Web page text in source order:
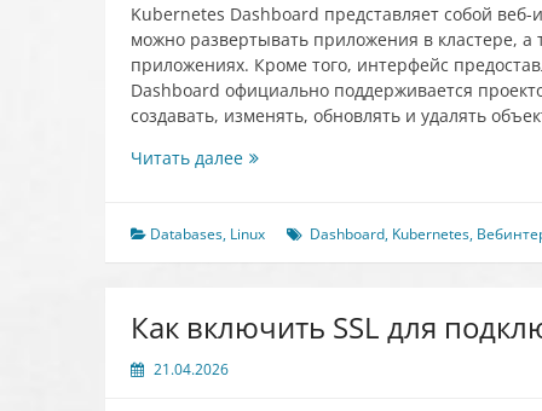
Kubernetes Dashboard представляет собой
можно развертывать приложения в кластере,
приложениях. Кроме того, интерфейс
Dashboard официально поддерживается
создавать, изменять, обновлять и удалять
Читать далееВеб-
Dashboard
Databases, Linux Dashboard, Kubernetes,
Как включить SSL для
21.04.2026